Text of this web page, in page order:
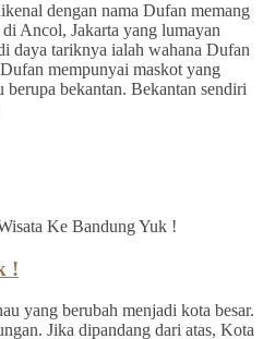
dengan nama Dufan memang
Ancol, Jakarta yang lumayan
daya tariknya ialah wahana Dufan
mempunyai maskot yang
bekantan. Bekantan sendiri
Ke Bandung Yuk !
!
yang berubah menjadi kota besar.
Jika dipandang dari atas, Kota